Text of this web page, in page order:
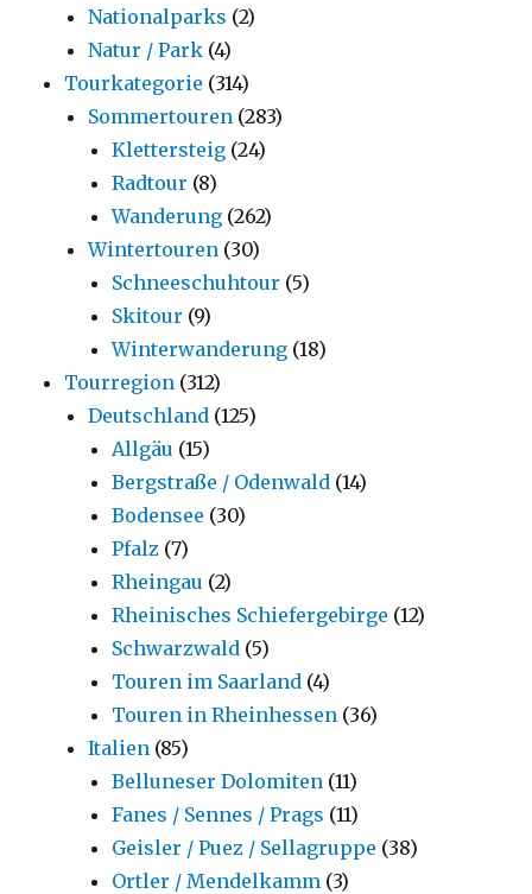
Nationalparks (2)
Natur / Park (4)
Tourkategorie (314)
Sommertouren (283)
Klettersteig (24)
Radtour (8)
Wanderung (262)
Wintertouren (30)
Schneeschuhtour (5)
Skitour (9)
Winterwanderung (18)
Tourregion (312)
Deutschland (125)
Allgäu (15)
Bergstraße / Odenwald (14)
Bodensee (30)
Pfalz (7)
Rheingau (2)
Rheinisches Schiefergebirge (12)
Schwarzwald (5)
Touren im Saarland (4)
Touren in Rheinhessen (36)
Italien (85)
Belluneser Dolomiten (11)
Fanes / Sennes / Prags (11)
Geisler / Puez / Sellagruppe (38)
Ortler / Mendelkamm (3)